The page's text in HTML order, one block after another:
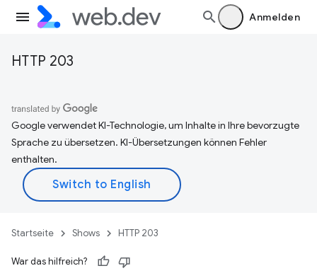
Anmelden
HTTP 203
Google verwendet KI-Technologie, um Inhalte in Ihre bevorzugte
Sprache zu übersetzen. KI-Übersetzungen können Fehler
enthalten.
Startseite Shows HTTP 203
War das hilfreich?